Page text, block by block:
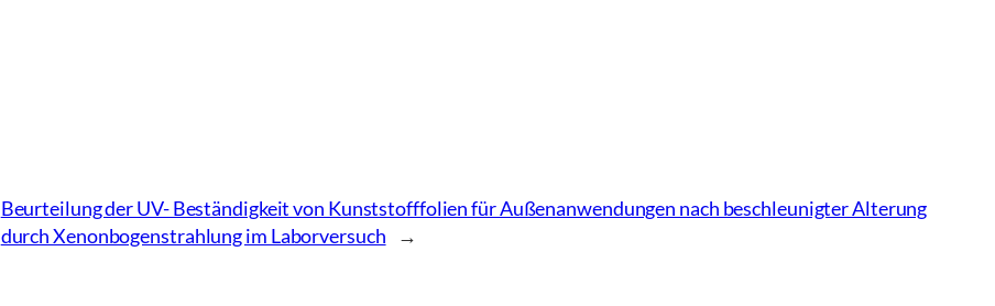
Beurteilung der UV- Beständigkeit von Kunststofffolien für Außenanwendungen nach beschleunigter Alterung
durch Xenonbogenstrahlung im Laborversuch
→